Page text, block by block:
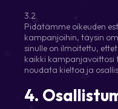
3.2
Pidätämme oikeuden
kampanjoihin, täysin
sinulle on ilmoitettu,
kaikki
noudata kieltoa ja
4.